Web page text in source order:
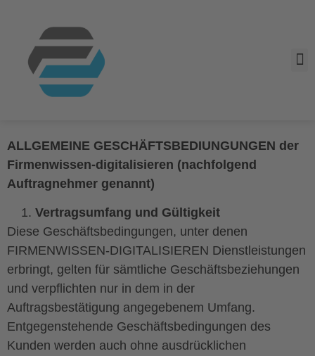
ALLGEMEINE GESCHÄFTSBEDIUNGUNGEN der
Firmenwissen-digitalisieren (nachfolgend
Auftragnehmer genannt)
Vertragsumfang und Gültigkeit
Diese Geschäftsbedingungen, unter denen
FIRMENWISSEN-DIGITALISIEREN Dienstleistungen
erbringt, gelten für sämtliche Geschäftsbeziehungen
und verpflichten nur in dem in der
Auftragsbestätigung angegebenem Umfang.
Entgegenstehende Geschäftsbedingungen des
Kunden werden auch ohne ausdrücklichen